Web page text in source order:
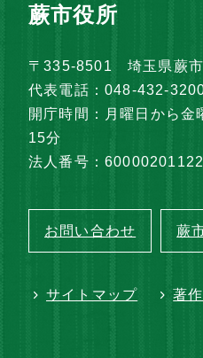
蕨市役所
〒335-8501 埼玉県蕨
代表電話：048-432-
開庁時間：月曜日から
15分
法人番号：
お問い合わせ 蕨
サイトマップ 著